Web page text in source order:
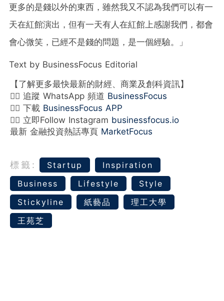
更多的是錢以外的東西，雖然我又不認為我們可以有一
天在紅館演出，但有一天有人在紅館上感謝我們，都會
會心微笑，已經不是錢的問題，是一個經驗。」
Text by BusinessFocus Editorial
【了解更多最快最新的財經、商業及創科資訊】
👉🏻 追蹤 WhatsApp 頻道 BusinessFocus
👉🏻 下載 BusinessFocus APP
👉🏻 立即Follow Instagram businessfocus.io
最新 金融投資熱話專頁 MarketFocus
標籤: Startup
Inspiration
Business
Lifestyle
Style
Stickyline
紙藝品
理工大學
王苑芝